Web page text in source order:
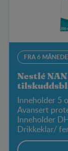
FRA 6
Nestlé
Inneholder 5
Avansert
Inneholder
Drikkeklar/